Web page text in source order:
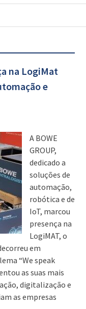
na LogiMat
e
A BOWE
GROUP,
dedicado a
soluções de
automação,
robótica e de
IoT, marcou
presença na
LogiMAT, o
em
“We speak
as suas mais
digitalização e
as empresas